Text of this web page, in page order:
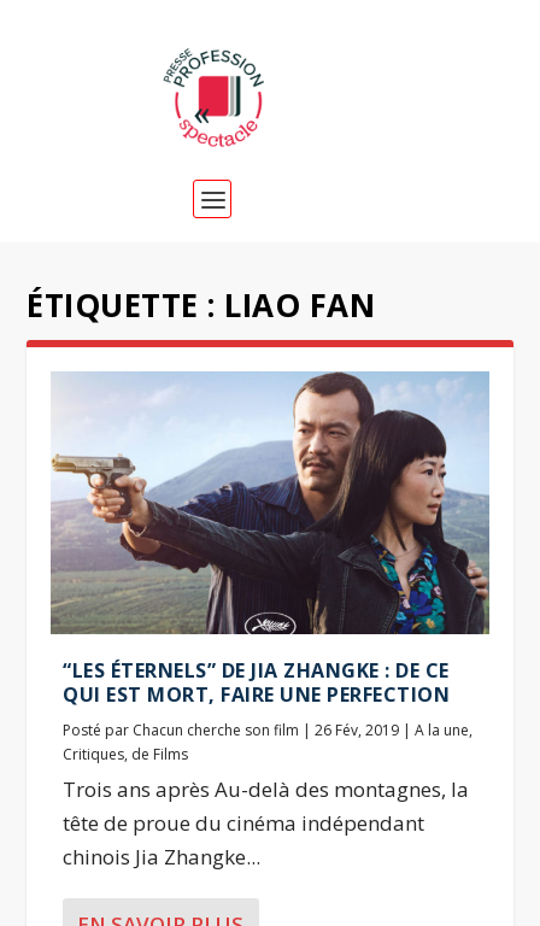
ÉTIQUETTE : LIAO FAN
“LES ÉTERNELS” DE JIA ZHANGKE : DE CE
QUI EST MORT, FAIRE UNE PERFECTION
Posté par Chacun cherche son film |26 Fév, 2019 |A la une,
Critiques, de Films
Trois ans après Au-delà des montagnes, la
tête de proue du cinéma indépendant
chinois Jia Zhangke...